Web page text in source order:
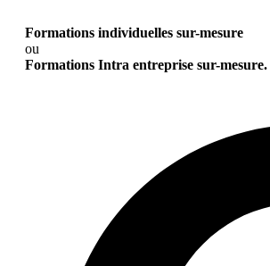
Formations individuelles sur-mesure
ou
Formations Intra entreprise sur-mesure.